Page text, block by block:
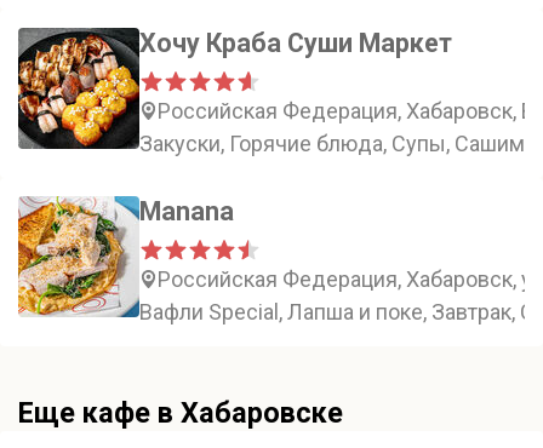
Хочу Краба Суши Маркет
Российская Федерация, Хабаровск,
Закуски, Горячие блюда, Супы, Сашими
Manana
Российская Федерация, Хабаровск,
Вафли Special, Лапша и поке, Завтрак,
Еще кафе в Хабаровске